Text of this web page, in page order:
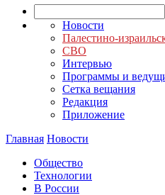
Новости
Палестино-
СВО
Интервью
Программы и
Сетка вещания
Редакция
Приложение
Главная Новости
Общество
Технологии
В России